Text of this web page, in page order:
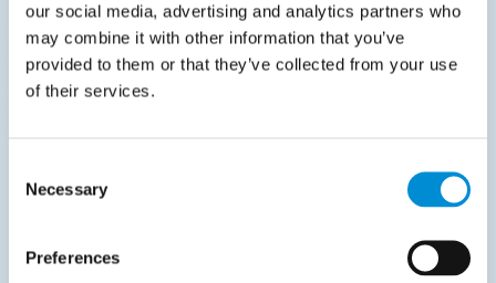
our social media, advertising and analytics partners who
may combine it with other information that you’ve
provided to them or that they’ve collected from your use
of their services.
Selection
Necessary
Preferences
gescannten PDFs, alten Layouts oder sogar
handschriftlichen Eingaben“, sagt er. „Dort bleibt OCR
unverzichtbar. Es ist zwar nicht perfekt, aber es